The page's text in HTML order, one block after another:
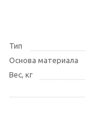
Тип
Основа материала
Вес, кг